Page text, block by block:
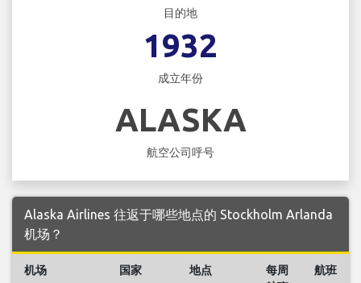
目的地
1932
成立年份
ALASKA
航空公司呼号
Alaska Airlines 往返于哪些地点的 Stockholm Arlanda
机场？
机场 国家 地点
每周
航班